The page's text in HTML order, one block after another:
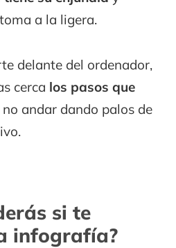
a la ligera.
delante del ordenador,
cerca los pasos que
andar dando palos de
si te
infografía?